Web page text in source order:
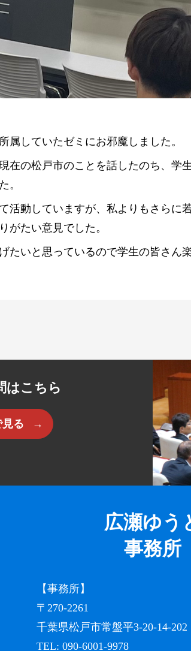
属していたゼミにお邪魔しました。
在の松戸市のことを話したのち、学
。
活動していますが、私よりもさらに
がたい意見でした。
たいと思っているので学生の皆さん
はこちら
見る
広瀬ゆう
事務所
【事務所】
〒270-2261
千葉県松戸市常盤平3-20-14-202
TEL: 090-6001-9978